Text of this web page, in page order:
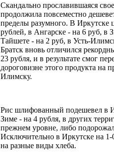
Скандально прославившаяся
продолжила повсеместно
пределы разумного. В Иркутске
рублей, в Ангарске - на 6 руб, в
Тайшете - на 2 руб, в Усть-
Братск вновь отличился
23 рубля, и в результате смог
дороговизне этого продукта на
Илимску.
Рис шлифованный подешевел в
Зиме - на 4 рубля, в других
прежнем уровне, либо
Исключительно в Иркутске на
на разные виды хлеба.